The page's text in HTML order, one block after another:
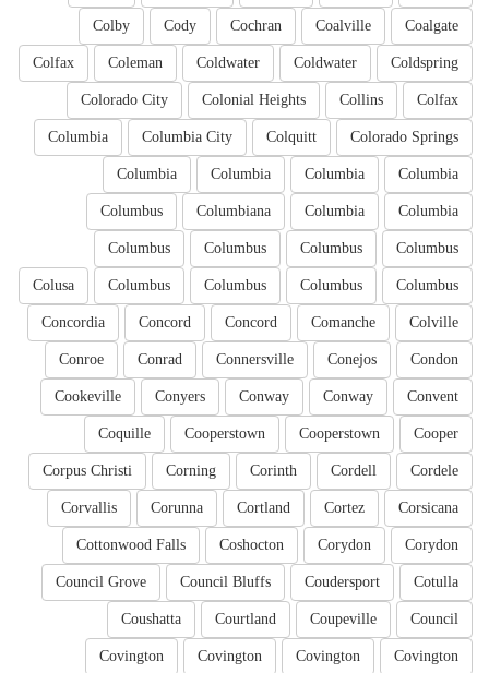
Coalgate
Coalville
Cochran
Cody
Colby
Coldspring
Coldwater
Coldwater
Coleman
Colfax
Colfax
Collins
Colonial Heights
Colorado City
Colorado Springs
Colquitt
Columbia City
Columbia
Columbia
Columbia
Columbia
Columbia
Columbia
Columbia
Columbiana
Columbus
Columbus
Columbus
Columbus
Columbus
Columbus
Columbus
Columbus
Columbus
Colusa
Colville
Comanche
Concord
Concord
Concordia
Condon
Conejos
Connersville
Conrad
Conroe
Convent
Conway
Conway
Conyers
Cookeville
Cooper
Cooperstown
Cooperstown
Coquille
Cordele
Cordell
Corinth
Corning
Corpus Christi
Corsicana
Cortez
Cortland
Corunna
Corvallis
Corydon
Corydon
Coshocton
Cottonwood Falls
Cotulla
Coudersport
Council Bluffs
Council Grove
Council
Coupeville
Courtland
Coushatta
Covington
Covington
Covington
Covington